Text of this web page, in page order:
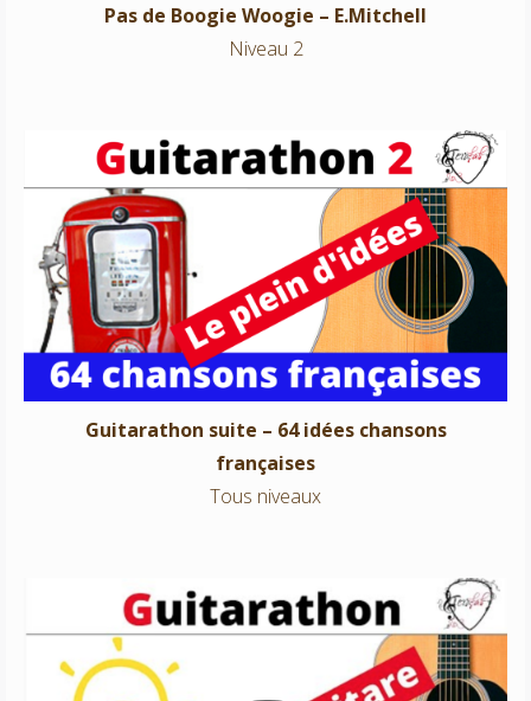
Pas de Boogie Woogie – E.Mitchell
Niveau 2
Guitarathon suite – 64 idées chansons françaises
Tous niveaux
Guitarathon suite – 64 idées chansons
françaises
Tous niveaux
Guitarathon – 100 idées chansons françaises